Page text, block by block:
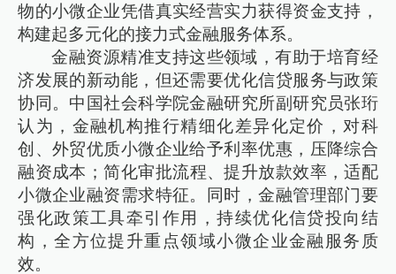
物的小微企业凭借真实经营实力获得资金支持，
构建起多元化的接力式金融服务体系。
金融资源精准支持这些领域，有助于培育经
济发展的新动能，但还需要优化信贷服务与政策
协同。中国社会科学院金融研究所副研究员张珩
认为，金融机构推行精细化差异化定价，对科
创、外贸优质小微企业给予利率优惠，压降综合
融资成本；简化审批流程、提升放款效率，适配
小微企业融资需求特征。同时，金融管理部门要
强化政策工具牵引作用，持续优化信贷投向结
构，全方位提升重点领域小微企业金融服务质
效。